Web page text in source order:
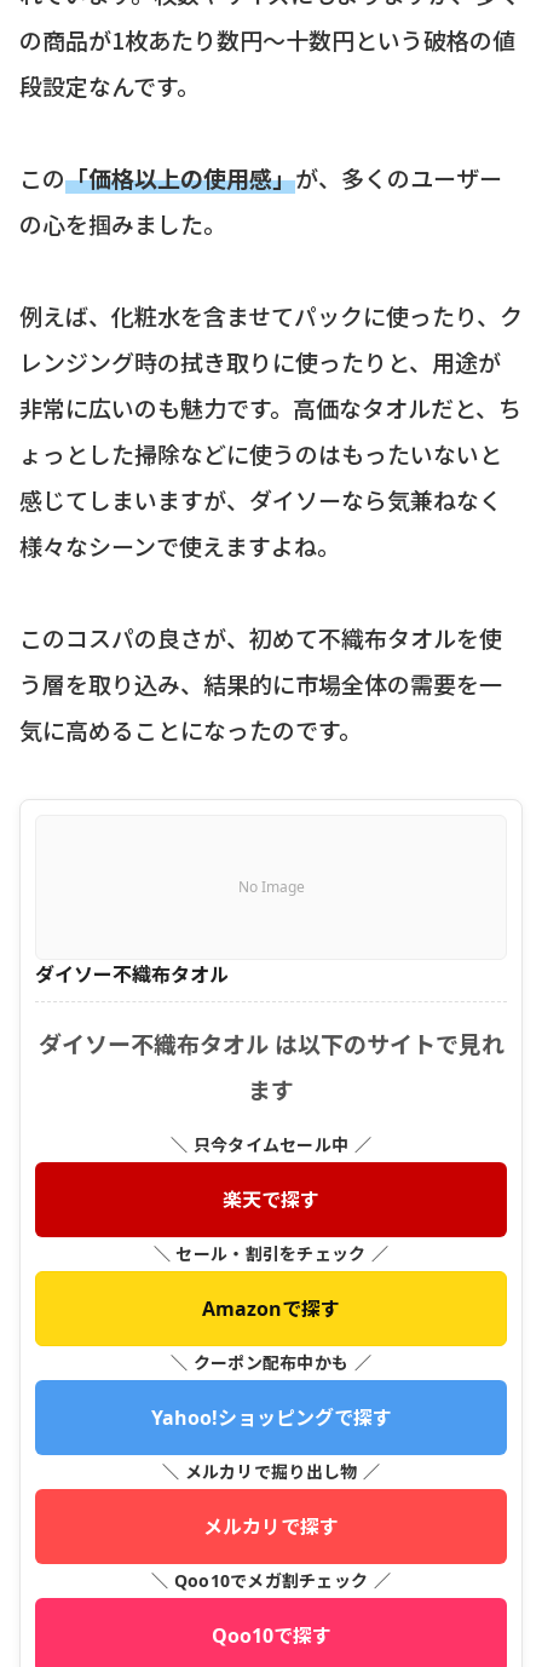
の商品が1枚あたり数円～十数円という破格の値
段設定なんです。
この「価格以上の使用感」が、多くのユーザー
の心を掴みました。
例えば、化粧水を含ませてパックに使ったり、ク
レンジング時の拭き取りに使ったりと、用途が
非常に広いのも魅力です。高価なタオルだと、ち
ょっとした掃除などに使うのはもったいないと
感じてしまいますが、ダイソーなら気兼ねなく
様々なシーンで使えますよね。
このコスパの良さが、初めて不織布タオルを使
う層を取り込み、結果的に市場全体の需要を一
気に高めることになったのです。
No Image
ダイソー不織布タオル
ダイソー不織布タオル は以下のサイトで見れ
ます
＼ 只今タイムセール中 ／
楽天で探す
＼ セール・割引をチェック ／
Amazonで探す
＼ クーポン配布中かも ／
Yahoo!ショッピングで探す
＼ メルカリで掘り出し物 ／
メルカリで探す
＼ Qoo10でメガ割チェック ／
Qoo10で探す